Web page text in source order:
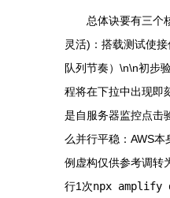
总体诀要有三个
灵活)：搭载测试使
队列节奏）\n\n初步
程将在下拉中出现即
是自服务器监控点击
么并行平稳：AWS
例虚构仅供参考调转
行1次npx amplify